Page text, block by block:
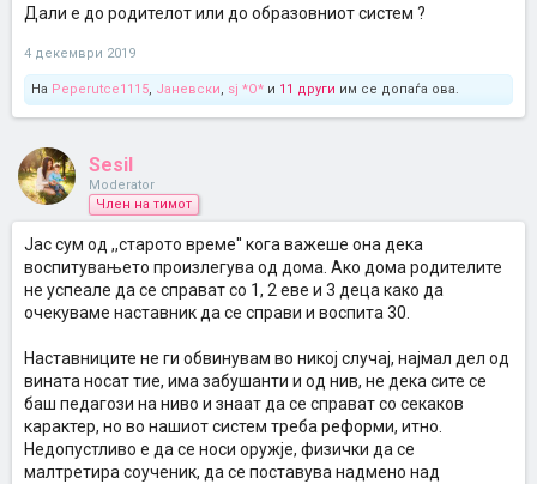
Дали е до родителот или до образовниот систем ?
4 декември 2019
На Peperutce1115, Јаневски, sj *O* и 11 други им се допаѓа ова.
Sesil
Moderator
Член на тимот
Јас сум од ,,старото време'' кога важеше она дека
воспитувањето произлегува од дома. Ако дома родителите
не успеале да се справат со 1, 2 еве и 3 деца како да
очекуваме наставник да се справи и воспита 30.
Наставниците не ги обвинувам во никој случај, најмал дел од
вината носат тие, има забушанти и од нив, не дека сите се
баш педагози на ниво и знаат да се справат со секаков
карактер, но во нашиот систем треба реформи, итно.
Недопустливо е да се носи оружје, физички да се
малтретира соученик, да се поставува надмено над